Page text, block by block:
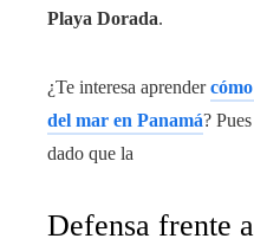
Playa Dorada.
¿Te interesa aprender
del mar en Panamá?
dado que la
Defensa frente